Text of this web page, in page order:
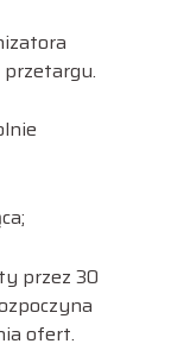
przetargu.
przez 30
ofert.